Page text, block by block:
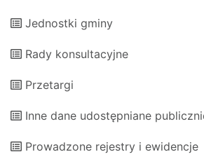
Jednostki gminy
Rady konsultacyjne
Przetargi
Inne dane udostępniane
Prowadzone rejestry i ewidencje